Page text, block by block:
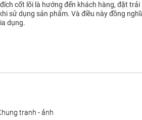
cốt lõi là hướng đến khách hàng, đặt trải
sử dụng sản phẩm. Và điều này đồng
dụng.
khung tranh - ảnh